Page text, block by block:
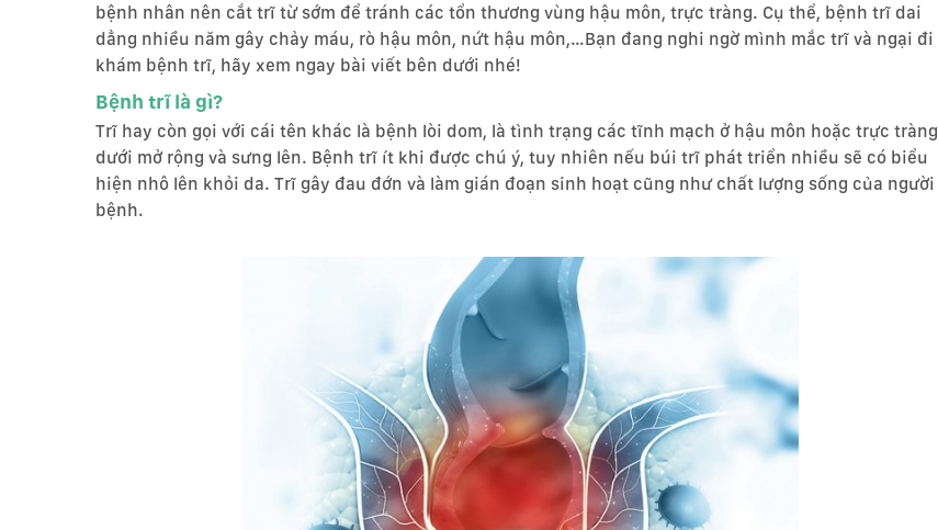
bệnh nhân nên cắt trĩ từ sớm để tránh các tổn thương vùng hậu môn, trực tràng. Cụ thể, bệnh trĩ dai
dẳng nhiều năm gây chảy máu, rò hậu môn, nứt hậu môn,…Bạn đang nghi ngờ mình mắc trĩ và ngại đi
khám bệnh trĩ, hãy xem ngay bài viết bên dưới nhé!
Bệnh trĩ là gì?
Trĩ hay còn gọi với cái tên khác là bệnh lòi dom, là tình trạng các tĩnh mạch ở hậu môn hoặc trực tràng
dưới mở rộng và sưng lên. Bệnh trĩ ít khi được chú ý, tuy nhiên nếu búi trĩ phát triển nhiều sẽ có biểu
hiện nhô lên khỏi da. Trĩ gây đau đớn và làm gián đoạn sinh hoạt cũng như chất lượng sống của người
bệnh.